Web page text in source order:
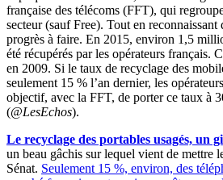
française des télécoms (FFT), qui
secteur (sauf Free). Tout en reconnaissant
progrès à faire. En 2015, environ 1,5
été récupérés par les opérateurs français.
en 2009. Si le taux de recyclage des
seulement 15 % l’an dernier, les
objectif, avec la FFT, de porter ce taux à
(@LesEchos).
Le recyclage des portables usagés, un
un beau gâchis sur lequel vient de mettre
Sénat. Seulement 15 %, environ, des